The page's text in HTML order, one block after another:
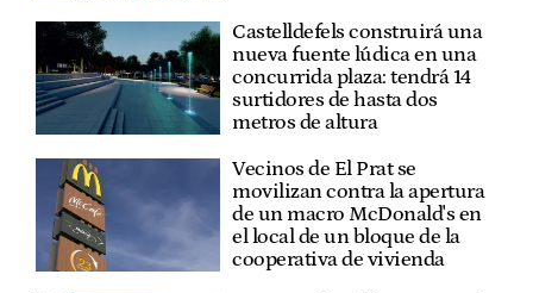
Castelldefels construirá una
nueva fuente lúdica en una
concurrida plaza: tendrá 14
surtidores de hasta dos
metros de altura
Vecinos de El Prat se
movilizan contra la apertura
de un macro McDonald's en
el local de un bloque de la
cooperativa de vivienda